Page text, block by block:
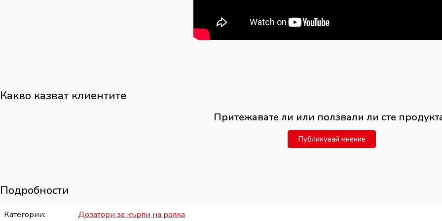
Какво казват клиентите
Притежавате ли или ползвали ли сте
Публикувай мнение
Подробности
Категории Дозатори за кърпи на ролка